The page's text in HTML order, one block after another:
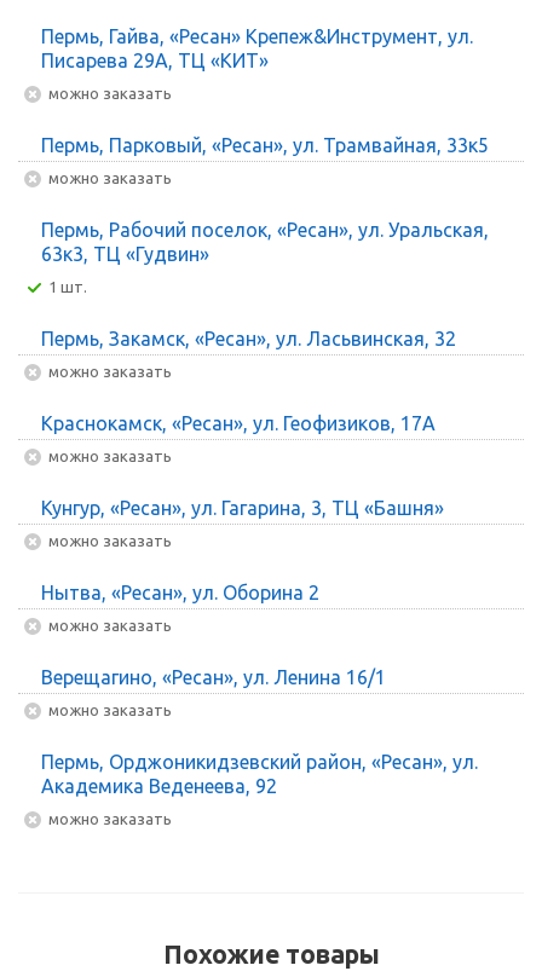
Пермь, Гайва, «Ресан» Крепеж&Инструмент, ул.
Писарева 29А, ТЦ «КИТ»
Можно заказать
Пермь, Парковый, «Ресан», ул. Трамвайная, 33к5
Можно заказать
Пермь, Рабочий поселок, «Ресан», ул. Уральская,
63к3, ТЦ «Гудвин»
1 шт.
Пермь, Закамск, «Ресан», ул. Ласьвинская, 32
Можно заказать
Краснокамск, «Ресан», ул. Геофизиков, 17А
Можно заказать
Кунгур, «Ресан», ул. Гагарина, 3, ТЦ «Башня»
Можно заказать
Нытва, «Ресан», ул. Оборина 2
Можно заказать
Верещагино, «Ресан», ул. Ленина 16/1
Можно заказать
Пермь, Орджоникидзевский район, «Ресан», ул.
Академика Веденеева, 92
Можно заказать
Похожие товары